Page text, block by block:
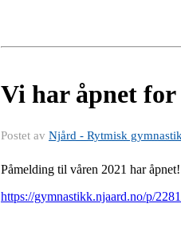
Vi har åpnet
Postet av Njård - Rytmisk
Påmelding til våren 2021 har
https://gymnastikk.njaard.no/p/